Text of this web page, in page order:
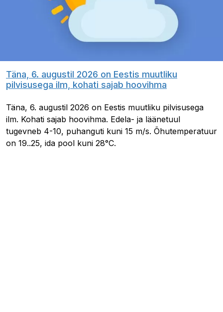
Täna, 6. augustil 2026 on Eestis muutliku
pilvisusega ilm, kohati sajab hoovihma
Täna, 6. augustil 2026 on Eestis muutliku pilvisusega
ilm. Kohati sajab hoovihma. Edela- ja läänetuul
tugevneb 4-10, puhanguti kuni 15 m/s. Õhutemperatuur
on 19..25, ida pool kuni 28°C.